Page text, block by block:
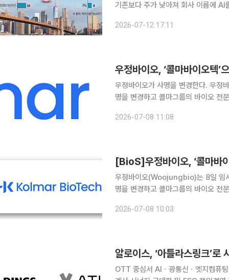
기존보다 주가 낮아져 회사 이름에
일부 기업은 사명 변경 이전보다 기
2026-07-12 17:11
우정바이오, ‘콜마바이오텍’
우정바이오가 사명을 변경한다. 우정
명을 변경하고 콜마그룹의 바이오 전문기업으로
2026-07-08 11:08
[BioS]우정바이오, ‘콜마바
우정바이오(Woojungbio)는 8일 임
명을 변경하고 콜마그룹의 바이오 전문기업
성장 기반을 확대하기 위한 전략적 결
2026-07-08 10:03
알로이스, ‘아틀라스링크’
OTT 중심서 AIㆍ광통신ㆍ엣지컴퓨